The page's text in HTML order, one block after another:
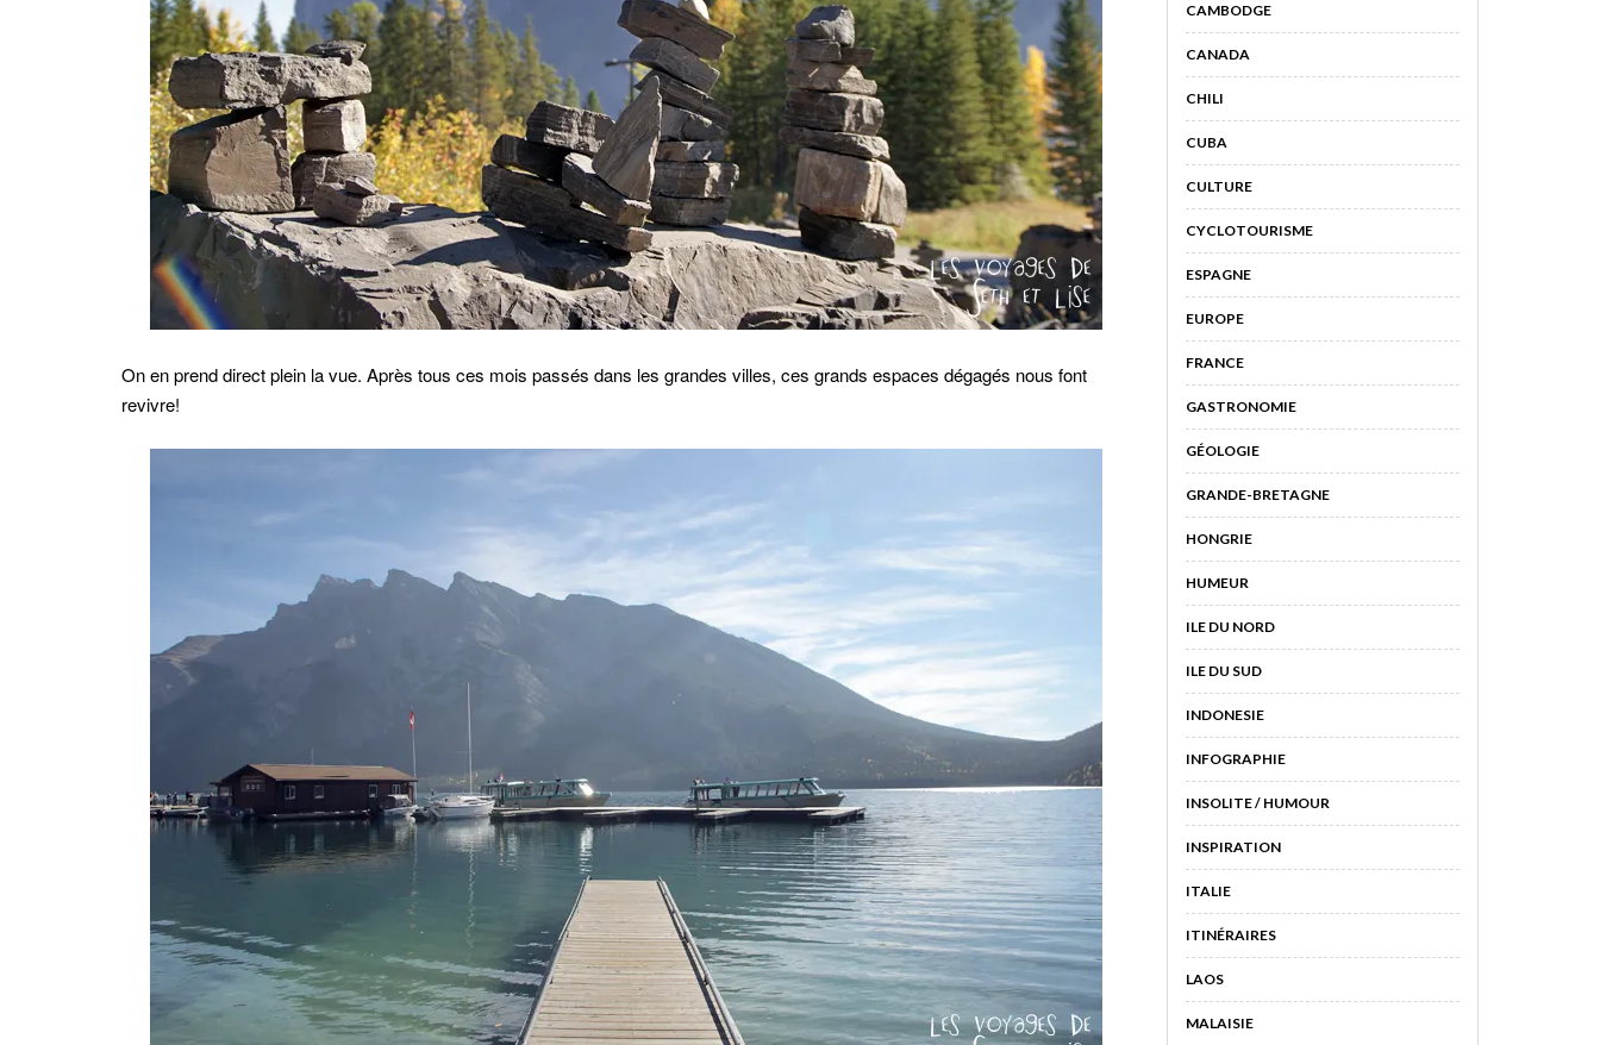
On en prend direct plein la vue. Après tous ces mois passés dans les grandes villes, ces grands espaces dégagés nous font
revivre!
CAMBODGE
CANADA
CHILI
CUBA
CULTURE
CYCLOTOURISME
ESPAGNE
EUROPE
FRANCE
GASTRONOMIE
GÉOLOGIE
GRANDE-BRETAGNE
HONGRIE
HUMEUR
ILE DU NORD
ILE DU SUD
INDONESIE
INFOGRAPHIE
INSOLITE / HUMOUR
INSPIRATION
ITALIE
ITINÉRAIRES
LAOS
MALAISIE